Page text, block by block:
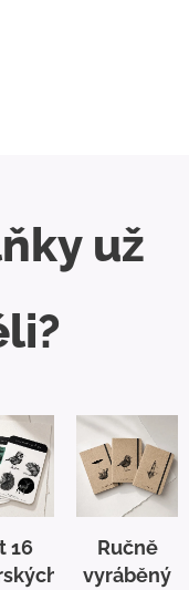
už
16
Ručně
vyráběný